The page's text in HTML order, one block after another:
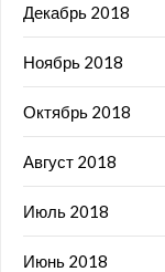
Декабрь 2018
Ноябрь 2018
Октябрь 2018
Август 2018
Июль 2018
Июнь 2018